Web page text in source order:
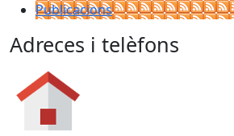
Publicacions
Adreces i telèfons